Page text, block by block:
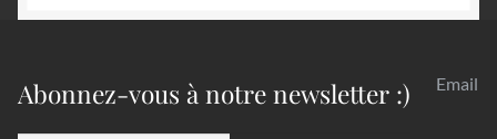
Abonnez-vous à notre newsletter :) Email